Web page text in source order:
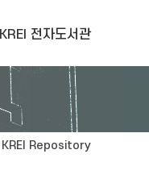
KREI 전자도서관
KREI Repository